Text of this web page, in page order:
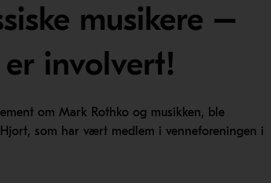
musikere –
involvert!
om Mark Rothko og musikken, ble
som har vært medlem i venneforeningen i